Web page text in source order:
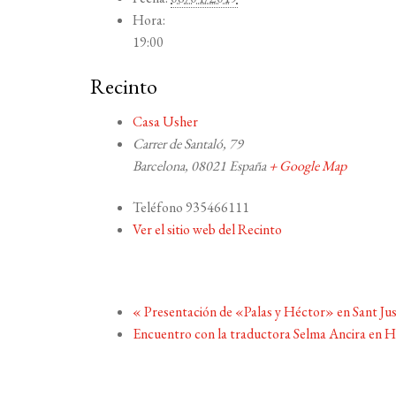
Hora:
19:00
Recinto
Casa Usher
Carrer de Santaló, 79
Barcelona, 08021 España + Google Map
Teléfono 935466111
Ver el sitio web del Recinto
«Presentación de «Palas y Héctor» en Sant
Encuentro con la traductora Selma Ancira en